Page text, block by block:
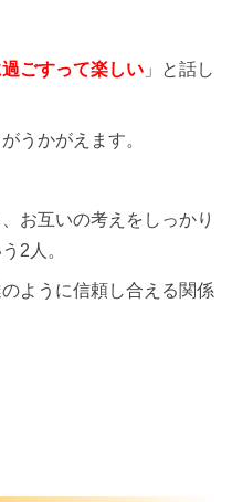
ごすって楽しい 」と話し
うかがえます。
お互いの考えをしっかり
2人。
ように信頼し合える関係